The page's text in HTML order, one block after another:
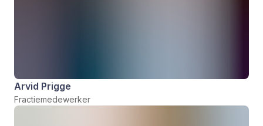
Arvid Prigge
Fractiemedewerker